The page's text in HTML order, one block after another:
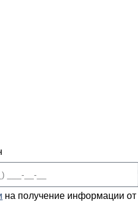
на получение информации от